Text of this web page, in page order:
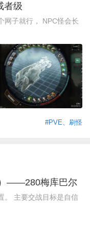
者级
网子就行， NPC怪会长
#PVE、刷怪
——280梅库巴尔
。 主要交战目标是自信